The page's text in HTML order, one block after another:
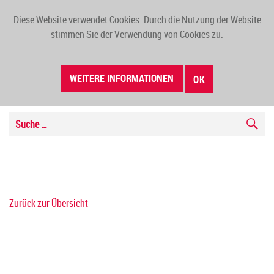
Diese Website verwendet Cookies. Durch die Nutzung der Website
stimmen Sie der Verwendung von Cookies zu.
WEITERE INFORMATIONEN OK
Zurück zur Übersicht